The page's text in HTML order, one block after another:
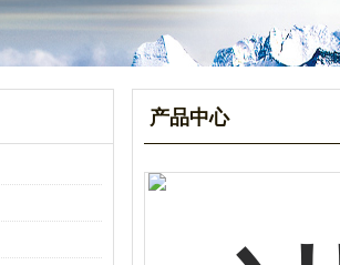
产品中心